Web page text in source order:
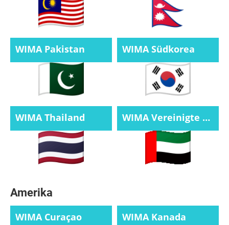
WIMA Pakistan WIMA Südkorea
WIMA Thailand WIMA Vereinigte Arabische Emirate
Amerika
WIMA Curaçao WIMA Kanada